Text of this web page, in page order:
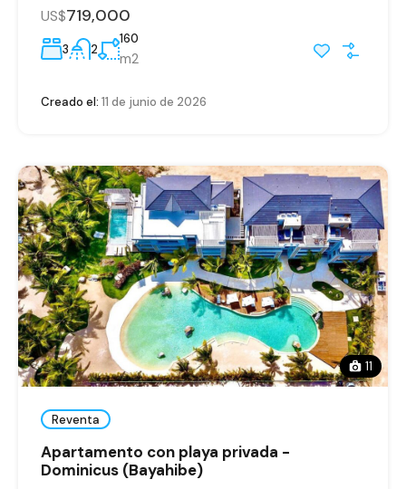
US$719,000
3 2
160
m2
Creado el: 11 de junio de 2026
11
Reventa
Apartamento con playa privada -
Dominicus (Bayahibe)